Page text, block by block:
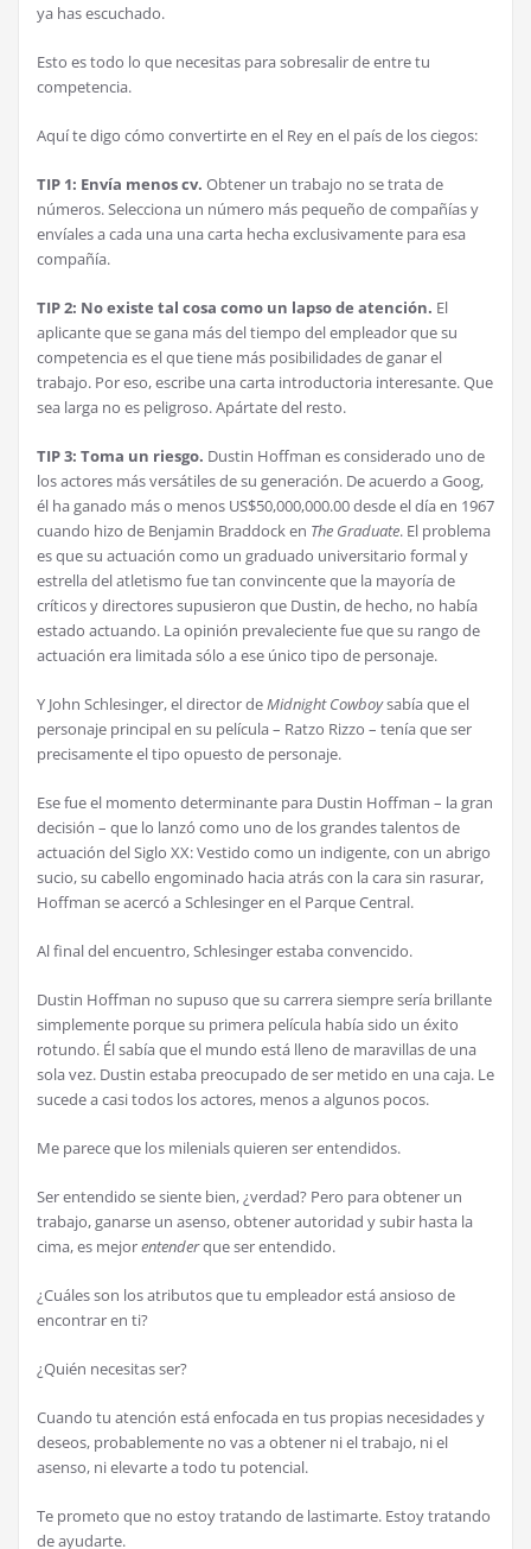
ya has escuchado.
Esto es todo lo que necesitas para sobresalir de entre tu
competencia.
Aquí te digo cómo convertirte en el Rey en el país de los ciegos:
TIP 1: Envía menos cv. Obtener un trabajo no se trata de
números. Selecciona un número más pequeño de compañías y
envíales a cada una una carta hecha exclusivamente para esa
compañía.
TIP 2: No existe tal cosa como un lapso de atención. El
aplicante que se gana más del tiempo del empleador que su
competencia es el que tiene más posibilidades de ganar el
trabajo. Por eso, escribe una carta introductoria interesante. Que
sea larga no es peligroso. Apártate del resto.
TIP 3: Toma un riesgo. Dustin Hoffman es considerado uno de
los actores más versátiles de su generación. De acuerdo a Goog,
él ha ganado más o menos US$50,000,000.00 desde el día en 1967
cuando hizo de Benjamin Braddock en The Graduate. El problema
es que su actuación como un graduado universitario formal y
estrella del atletismo fue tan convincente que la mayoría de
críticos y directores supusieron que Dustin, de hecho, no había
estado actuando. La opinión prevaleciente fue que su rango de
actuación era limitada sólo a ese único tipo de personaje.
Y John Schlesinger, el director deMidnight Cowboysabía que el
personaje principal en su película – Ratzo Rizzo – tenía que ser
precisamente el tipo opuesto de personaje.
Ese fue el momento determinante para Dustin Hoffman – la gran
decisión – que lo lanzó como uno de los grandes talentos de
actuación del Siglo XX: Vestido como un indigente, con un abrigo
sucio, su cabello engominado hacia atrás con la cara sin rasurar,
Hoffman se acercó a Schlesinger en el Parque Central.
Al final del encuentro, Schlesinger estaba convencido.
Dustin Hoffman no supuso que su carrera siempre sería brillante
simplemente porque su primera película había sido un éxito
rotundo. Él sabía que el mundo está lleno de maravillas de una
sola vez. Dustin estaba preocupado de ser metido en una caja. Le
sucede a casi todos los actores, menos a algunos pocos.
Me parece que los milenials quieren ser entendidos.
Ser entendido se siente bien, ¿verdad? Pero para obtener un
trabajo, ganarse un asenso, obtener autoridad y subir hasta la
cima, es mejorentenderque ser entendido.
¿Cuáles son los atributos que tu empleador está ansioso de
encontrar en ti?
¿Quién necesitas ser?
Cuando tu atención está enfocada en tus propias necesidades y
deseos, probablemente no vas a obtener ni el trabajo, ni el
asenso, ni elevarte a todo tu potencial.
Te prometo que no estoy tratando de lastimarte. Estoy tratando
de ayudarte.